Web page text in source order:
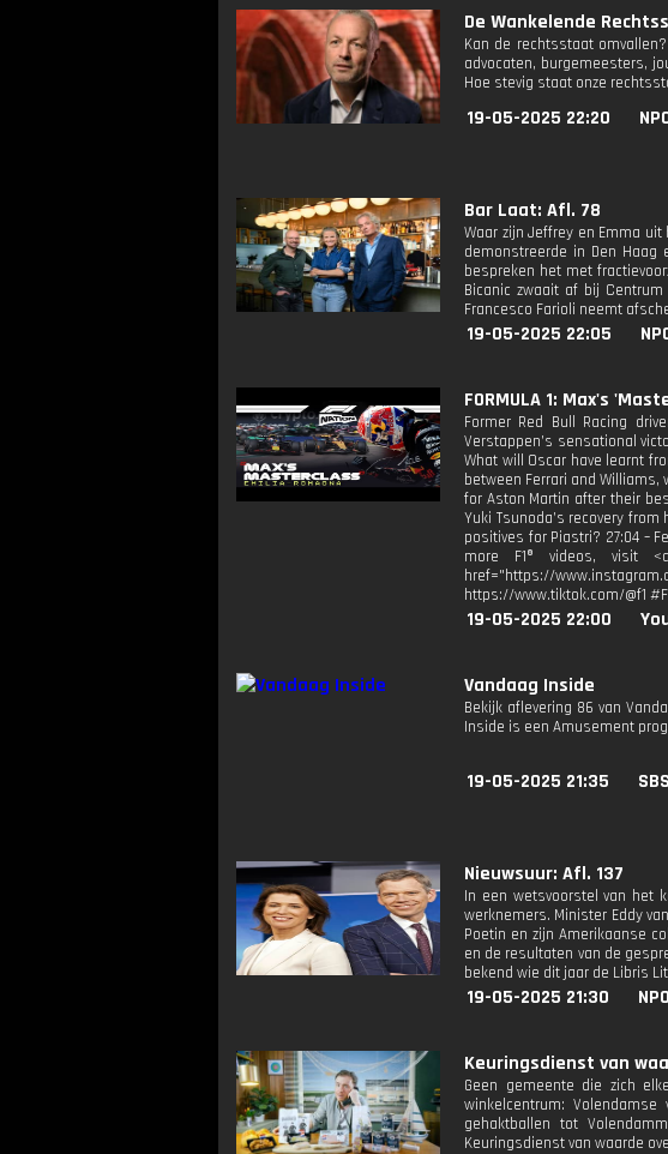
De Wankelende
Kan de rechtsstaat
advocaten, burgemeesters,
Hoe stevig staat onze
19-05-2025 22:20
Bar Laat: Afl. 78
Waar zijn Jeffrey en Emma uit
demonstreerde in Den
bespreken het met
Bicanic zwaait af bij
Francesco Farioli neemt
19-05-2025 22:05
FORMULA 1: Max's
Former Red Bull Racing
Verstappen’s sensational
What will Oscar have learnt
between Ferrari and
for Aston Martin after their
Yuki Tsunoda’s recovery
positives for Piastri? 27:04 –
more F1® videos, visit <a
href="https://
https://www.tiktok.com/@f1
19-05-2025 22:00
Vandaag Inside
Bekijk aflevering 86 van
Inside is een Amusement
19-05-2025 21:35 SBS
Nieuwsuur: Afl. 137
In een wetsvoorstel van het
werknemers. Minister Eddy
Poetin en zijn Amerikaanse
en de resultaten van de
bekend wie dit jaar de Libris
19-05-2025 21:30
Keuringsdienst van
Geen gemeente die zich
winkelcentrum:
gehaktballen tot
Keuringsdienst van waarde